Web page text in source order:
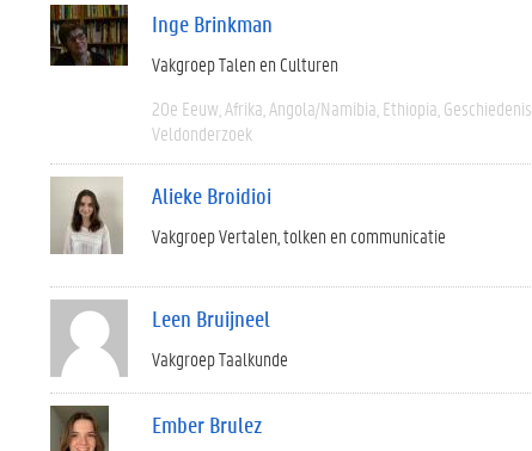
Inge Brinkman
Vakgroep Talen en Culturen
20e Eeuw Afrika Angola/Namibia Ethiopia Geschiedenis
Veldonderzoek
Alieke Broidioi
Vakgroep Vertalen, tolken en communicatie
Leen Bruijneel
Vakgroep Taalkunde
Ember Brulez